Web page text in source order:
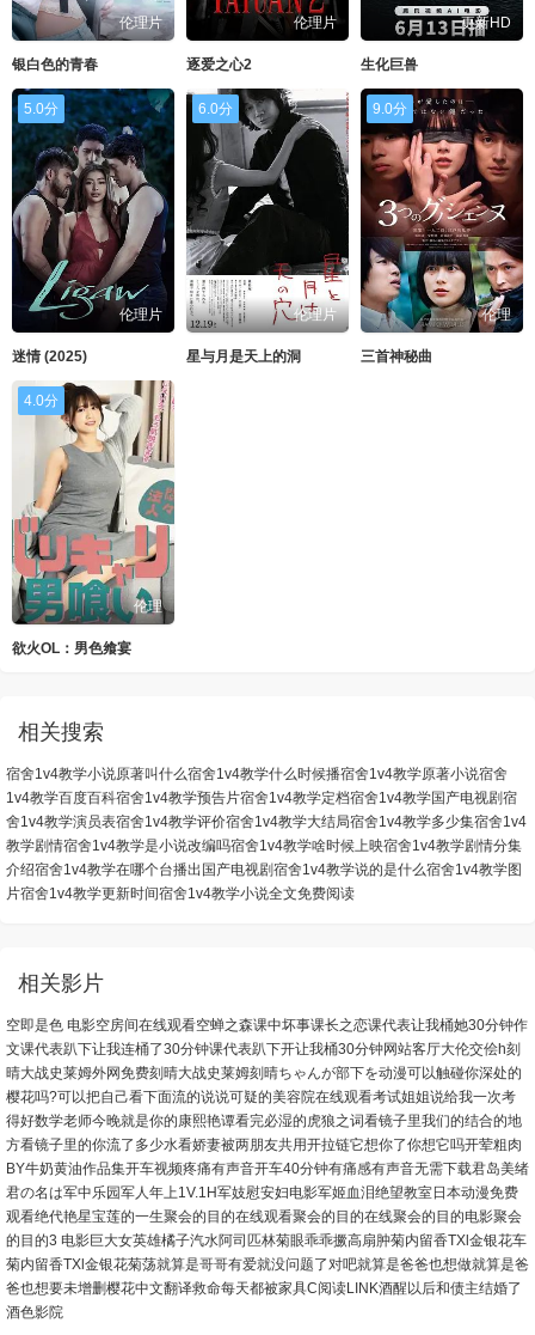
伦理片
银白色的青春
伦理片
逐爱之心2
更新HD
生化巨兽
5.0分
伦理片
迷情 (2025)
6.0分
伦理片
星与月是天上的洞
9.0分
伦理
三首神秘曲
4.0分
伦理
欲火OL：男色飨宴
相关搜索
宿舍1v4教学小说原著叫什么宿舍1v4教学什么时候播宿舍1v4教学原著小说宿舍
1v4教学百度百科宿舍1v4教学预告片宿舍1v4教学定档宿舍1v4教学国产电视剧宿
舍1v4教学演员表宿舍1v4教学评价宿舍1v4教学大结局宿舍1v4教学多少集宿舍1v4
教学剧情宿舍1v4教学是小说改编吗宿舍1v4教学啥时候上映宿舍1v4教学剧情分集
介绍宿舍1v4教学在哪个台播出 国产电视剧宿舍1v4教学说的是什么宿舍1v4教学图
片宿舍1v4教学更新时间宿舍1v4教学小说全文免费阅读
相关影片
空即是色 电影空房间在线观看空蝉之森课中坏事课长之恋课代表让我桶她30分钟作
文课代表趴下让我连桶了30分钟课代表趴下开让我桶30分钟网站客厅大伦交侩h刻
晴大战史莱姆外网免费刻晴大战史莱姆刻晴ちゃんが部下を动漫可以触碰你深处的
樱花吗?可以把自己看下面流的说说可疑的美容院在线观看考试姐姐说给我一次考
得好数学老师今晚就是你的康熙艳谭看完必湿的虎狼之词看镜子里我们的结合的地
方看镜子里的你流了多少水看娇妻被两朋友共用开拉链它想你了你想它吗开荤粗肉
BY牛奶黄油作品集开车视频疼痛有声音开车40分钟有痛感有声音无需下载君岛美绪
君の名は军中乐园军人年上1V.1H军妓慰安妇电影军姬血泪绝望教室日本动漫免费
观看绝代艳星宝莲的一生聚会的目的在线观看聚会的目的在线聚会的目的电影聚会
的目的3 电影巨大女英雄橘子汽水阿司匹林菊眼乖乖撅高扇肿菊内留香TXl金银花车
菊内留香TXl金银花菊荡就算是哥哥有爱就没问题了对吧就算是爸爸也想做就算是爸
爸也想要未增删樱花中文翻译救命每天都被家具C阅读LINK酒醒以后和债主结婚了
酒色影院